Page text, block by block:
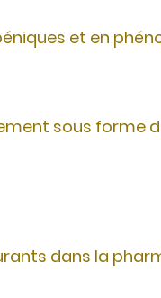
et en
sous forme
dans la